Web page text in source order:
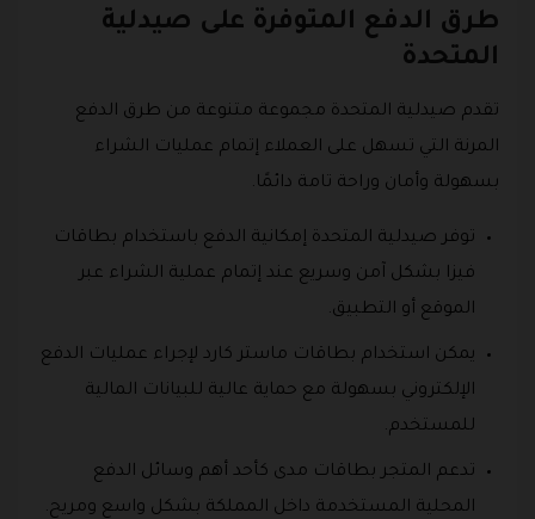
طرق الدفع المتوفرة على صيدلية
المتحدة
تقدم صيدلية المتحدة مجموعة متنوعة من طرق الدفع
المرنة التي تسهل على العملاء إتمام عمليات الشراء
بسهولة وأمان وراحة تامة دائمًا.
توفر صيدلية المتحدة إمكانية الدفع باستخدام بطاقات
فيزا بشكل آمن وسريع عند إتمام عملية الشراء عبر
الموقع أو التطبيق.
يمكن استخدام بطاقات ماستر كارد لإجراء عمليات الدفع
الإلكتروني بسهولة مع حماية عالية للبيانات المالية
للمستخدم.
تدعم المتجر بطاقات مدى كأحد أهم وسائل الدفع
المحلية المستخدمة داخل المملكة بشكل واسع ومريح.